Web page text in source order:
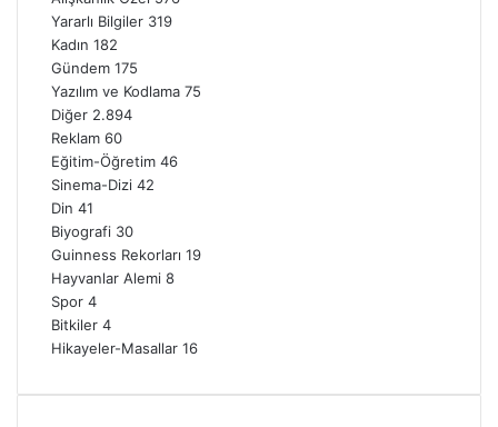
Yararlı Bilgiler 319
Kadın 182
Gündem 175
Yazılım ve Kodlama 75
Diğer 2.894
Reklam 60
Eğitim-Öğretim 46
Sinema-Dizi 42
Din 41
Biyografi 30
Guinness Rekorları 19
Hayvanlar Alemi 8
Spor 4
Bitkiler 4
Hikayeler-Masallar 16